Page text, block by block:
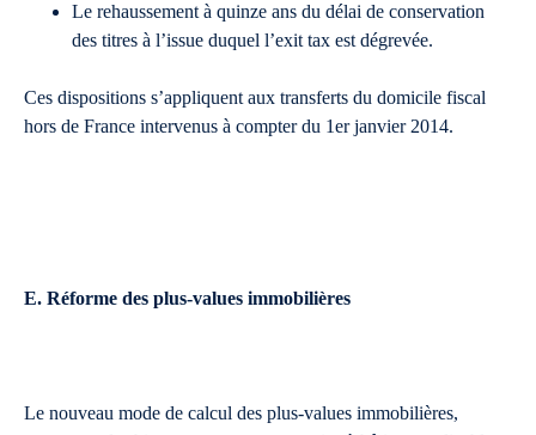
Le rehaussement à quinze ans du délai de conservation
des titres à l’issue duquel l’exit tax est dégrevée.
Ces dispositions s’appliquent aux transferts du domicile fiscal
hors de France intervenus à compter du 1er janvier 2014.
E. Réforme des plus-values immobilières
Le nouveau mode de calcul des plus-values immobilières,